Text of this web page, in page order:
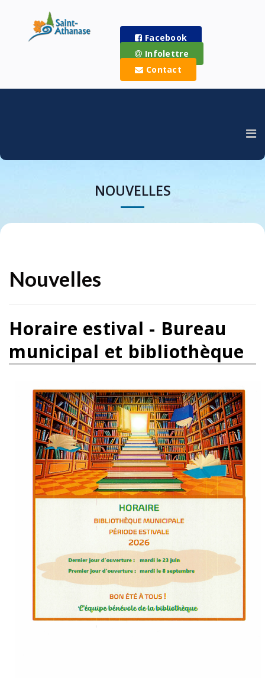
Facebook
Infolettre
Contact
NOUVELLES
Nouvelles
Horaire estival - Bureau
municipal et bibliothèque